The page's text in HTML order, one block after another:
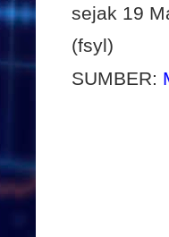
sejak 19
(fsyl)
SUMBER: